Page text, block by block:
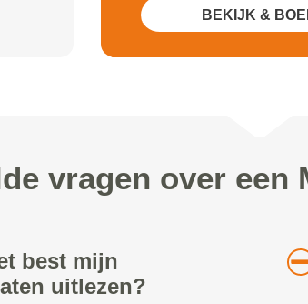
BEKIJK &
vragen over een
best mijn
uitlezen?